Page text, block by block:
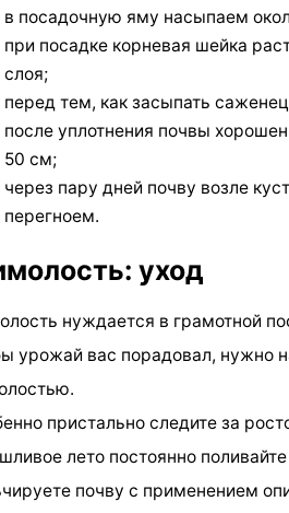
в посадочную яму насыпаем
при посадке корневая шейка
слоя;
перед тем, как засыпать
после уплотнения почвы
50 см;
через пару дней почву возле
перегноем.
уход
нуждается в грамотной
урожай вас порадовал, нужно
пристально следите за
лето постоянно
почву с применением